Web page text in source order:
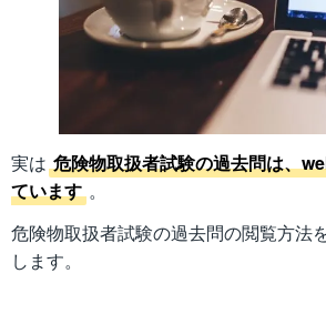
実は 危険物取扱者試験の過去問は、
ています 。
危険物取扱者試験の過去問の閲覧方法
します。